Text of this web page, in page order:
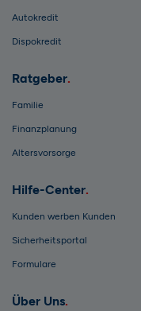
Autokredit
Dispokredit
Ratgeber
Familie
Finanzplanung
Altersvorsorge
Hilfe-Center
Kunden werben Kunden
Sicherheitsportal
Formulare
Über Uns